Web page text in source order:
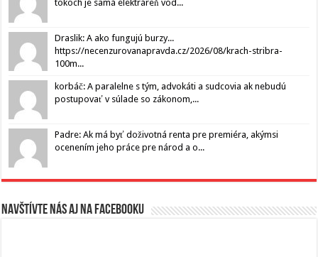
tokoch je samá elektráreň vod...
Draslik: A ako fungujú burzy...
https://necenzurovanapravda.cz/2026/08/krach-stribra-
100m...
korbáč: A paralelne s tým, advokáti a sudcovia ak nebudú
postupovať v súlade so zákonom,...
Padre: Ak má byť doživotná renta pre premiéra, akýmsi
ocenením jeho práce pre národ a o...
Navštívte nás aj na Facebooku